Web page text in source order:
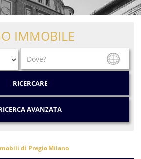
IMMOBILE
RICERCARE
AVANZATA
di Pregio Milano